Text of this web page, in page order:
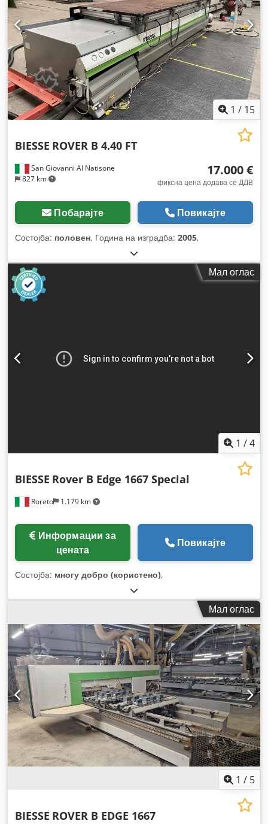
1 / 15
San Giovanni Al Natisone
827 km
BIESSE ROVER B 4.40 FT
17.000 €
фиксна цена додава се ДДВ
Побарајте Повикајте
Состојба: половен, Година на изградба: 2005,
Мал оглас
1 /4
Roreto 1.179 km
BIESSE Rover B Edge 1667 Special
цената
Повикајте
Состојба: многу добро (користено),
Мал оглас
1 / 5
BIESSE ROVER B EDGE 1667